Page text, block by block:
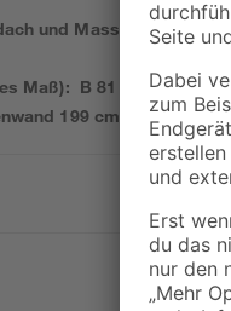
und Massivholzboden
Maß): B 81 cm x H 173
199 cm